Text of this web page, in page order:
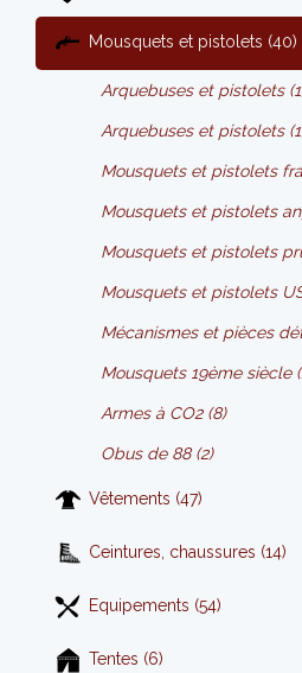
Mousquets et pistolets (40)
Arquebuses et pistolets
Arquebuses et pistolets
Mousquets et pistolets
Mousquets et pistolets
Mousquets et pistolets
Mousquets et pistolets
Mécanismes et pièces
Mousquets 19ème siècle
Armes à CO2 (8)
Obus de 88 (2)
Vêtements (47)
Ceintures, chaussures (14)
Equipements (54)
Tentes (6)